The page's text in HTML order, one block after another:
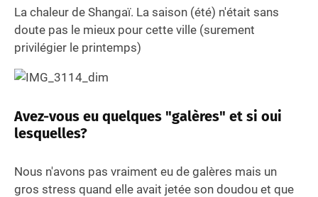
La chaleur de Shangaï. La saison (été) n'était sans
doute pas le mieux pour cette ville (surement
privilégier le printemps)
Avez-vous eu quelques "galères" et si oui
lesquelles?
Nous n'avons pas vraiment eu de galères mais un
gros stress quand elle avait jetée son doudou et que